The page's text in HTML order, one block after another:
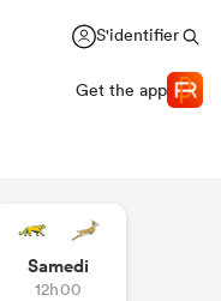
S'identifier
Get the app
Samedi
12h00